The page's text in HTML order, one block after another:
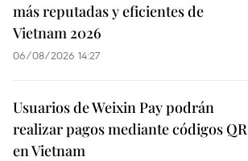
más reputadas y eficientes de
Vietnam 2026
06/08/2026 14:27
Usuarios de Weixin Pay podrán
realizar pagos mediante códigos QR
en Vietnam